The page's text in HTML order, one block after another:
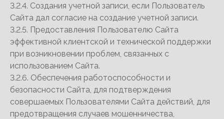
3.2.4. Создания учетной записи, если Пользователь
Сайта дал согласие на создание учетной записи.
3.2.5. Предоставления Пользователю Сайта
эффективной клиентской и технической поддержки
при возникновении проблем, связанных с
использованием Сайта.
3.2.6. Обеспечения работоспособности и
безопасности Сайта, для подтверждения
совершаемых Пользователями Сайта действий, для
предотвращения случаев мошенничества,